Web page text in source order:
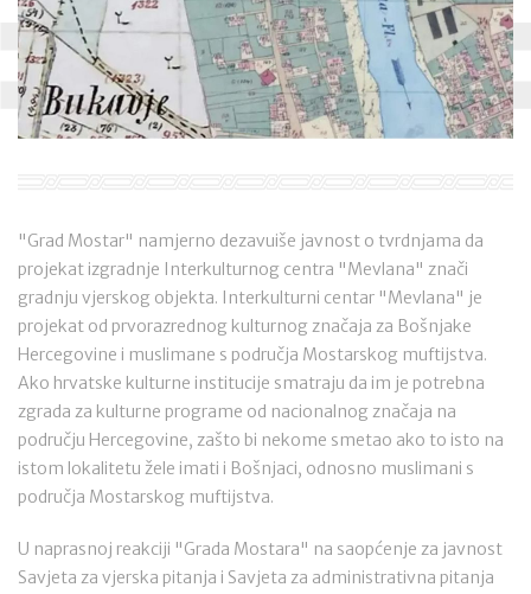
"Grad Mostar" namjerno dezavuiše javnost o tvrdnjama da
projekat izgradnje Interkulturnog centra "Mevlana" znači
gradnju vjerskog objekta. Interkulturni centar "Mevlana" je
projekat od prvorazrednog kulturnog značaja za Bošnjake
Hercegovine i muslimane s područja Mostarskog muftijstva.
Ako hrvatske kulturne institucije smatraju da im je potrebna
zgrada za kulturne programe od nacionalnog značaja na
području Hercegovine, zašto bi nekome smetao ako to isto na
istom lokalitetu žele imati i Bošnjaci, odnosno muslimani s
područja Mostarskog muftijstva.
U naprasnoj reakciji "Grada Mostara" na saopćenje za javnost
Savjeta za vjerska pitanja i Savjeta za administrativna pitanja